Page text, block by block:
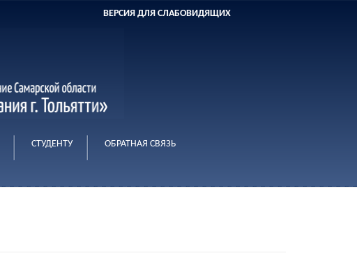
ВЕРСИЯ ДЛЯ СЛАБОВИДЯЩИХ
СТУДЕНТУ ОБРАТНАЯ СВЯЗЬ